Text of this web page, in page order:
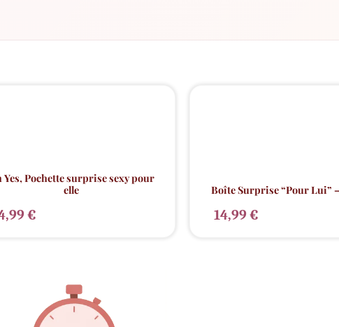
Yes, Pochette surprise sexy pour
elle
€
Boîte Surprise “Pour Lui”
14,99€